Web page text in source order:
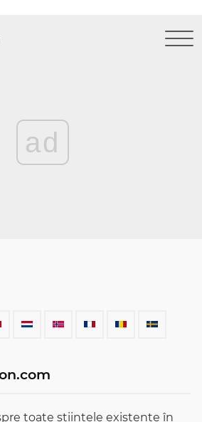
ad
toate științele existente în